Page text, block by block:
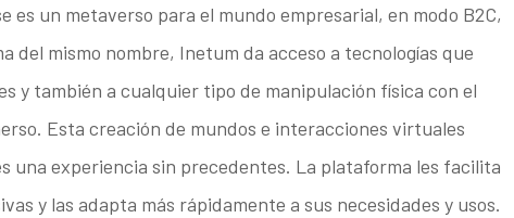
es un metaverso para el mundo empresarial, en modo B2C,
del mismo nombre, Inetum da acceso a tecnologías que
y también a cualquier tipo de manipulación física con el
Esta creación de mundos e interacciones virtuales
una experiencia sin precedentes. La plataforma les facilita
y las adapta más rápidamente a sus necesidades y usos.